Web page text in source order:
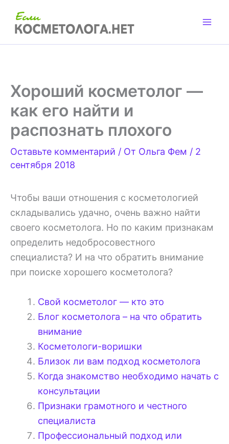
содержимому
Хороший косметолог —
как его найти и
распознать плохого
Оставьте комментарий / От Ольга Фем / 2
сентября 2018
Чтобы ваши отношения с косметологией
складывались удачно, очень важно найти
своего косметолога. Но по каким признакам
определить недобросовестного
специалиста? И на что обратить внимание
при поиске хорошего косметолога?
Свой косметолог — кто это
Блог косметолога – на что обратить
внимание
Косметологи-воришки
Близок ли вам подход косметолога
Когда знакомство необходимо начать с
консультации
Признаки грамотного и честного
специалиста
Профессиональный подход или